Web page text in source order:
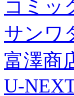
コミッ
サンワ
富澤商
U-